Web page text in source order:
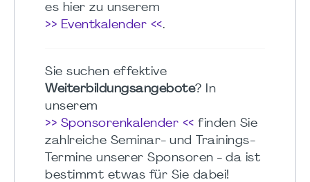
es hier zu unserem
>> Eventkalender <<.
Sie suchen effektive
Weiterbildungsangebote? In
unserem
>> Sponsorenkalender << finden Sie
zahlreiche Seminar- und Trainings-
Termine unserer Sponsoren - da ist
bestimmt etwas für Sie dabei!